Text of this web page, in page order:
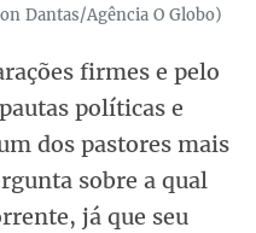
Dantas/Agência O Globo)
firmes e pelo
políticas e
dos pastores mais
sobre a qual
já que seu